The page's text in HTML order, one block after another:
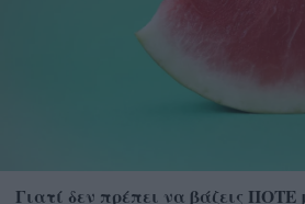
Γιατί δεν πρέπει να βάζεις ΠΟΤΕ